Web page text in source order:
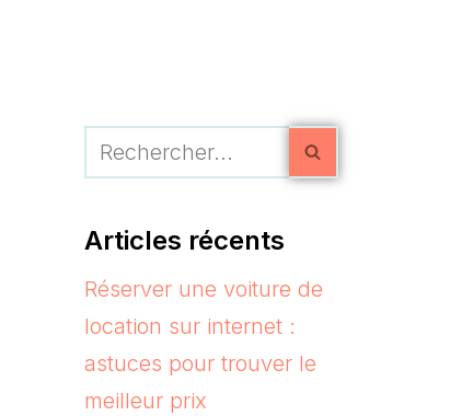
Articles récents
Réserver une voiture de
location sur internet :
astuces pour trouver le
meilleur prix